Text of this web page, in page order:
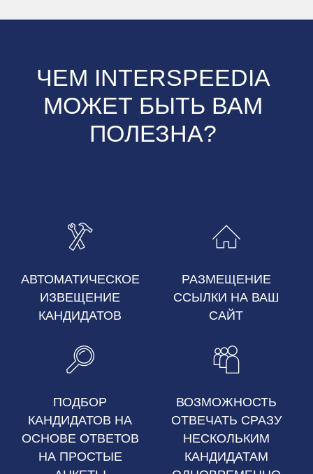
ЧЕМ INTERSPEEDIA
МОЖЕТ БЫТЬ ВАМ
ПОЛЕЗНА?
АВТОМАТИЧЕСКОЕ
ИЗВЕЩЕНИЕ
КАНДИДАТОВ
РАЗМЕЩЕНИЕ
ССЫЛКИ НА ВАШ
САЙТ
ПОДБОР
КАНДИДАТОВ НА
ОСНОВЕ ОТВЕТОВ
НА ПРОСТЫЕ
ВОЗМОЖНОСТЬ
ОТВЕЧАТЬ СРАЗУ
НЕСКОЛЬКИМ
КАНДИДАТАМ